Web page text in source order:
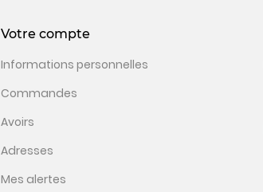
Votre compte
Informations personnelles
Commandes
Avoirs
Adresses
Mes alertes